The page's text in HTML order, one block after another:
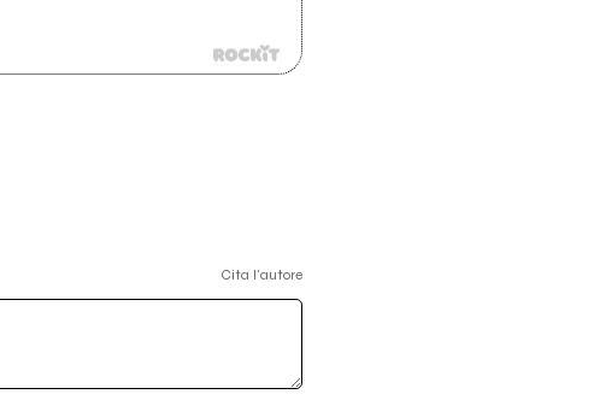
Cita l'autore